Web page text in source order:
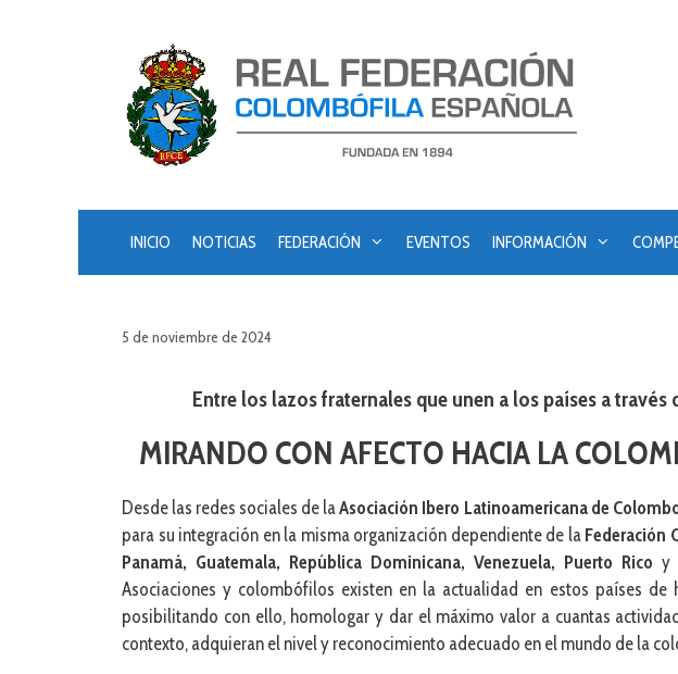
INICIO NOTICIAS FEDERACIÓN EVENTOS INFORMACIÓN
5 de noviembre de 2024
Entre los lazos fraternales que unen a los países a
MIRANDO CON AFECTO HACIA LA
Desde las redes sociales de laAsociación Ibero Latinoamericana de
para su integración en la misma organización dependiente de la Federación
Panamá, Guatemala, República Dominicana, Venezuela, Puerto Rico y
Asociaciones y colombófilos existen en la actualidad en estos países de
posibilitando con ello, homologar y dar el máximo valor a cuantas
contexto, adquieran el nivel y reconocimiento adecuado en el mundo de la